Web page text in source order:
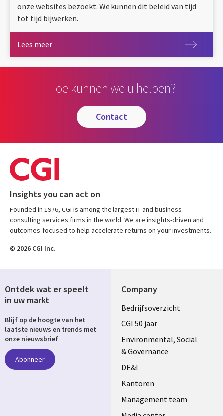
onze websites bezoekt. We kunnen dit beleid van tijd
tot tijd bijwerken.
Lees meerLees meer
Hoe kunnen we u helpen?
contact
Insights you can act on
Founded in 1976, CGI is among the largest IT and business
consulting services firms in the world. We are insights-driven and
outcomes-focused to help accelerate returns on your investments.
© 2026 CGI Inc.
Company
Useful
links
NETHERLANDS
Bedrijfsoverzicht
CGI 50 jaar
Environmental, Social
& Governance
DE&I
Kantoren
Management team
Ontdek wat er speelt
in uw markt
Blijf op de hoogte van het
laatste nieuws en trends met
onze nieuwsbrief
Abonneer